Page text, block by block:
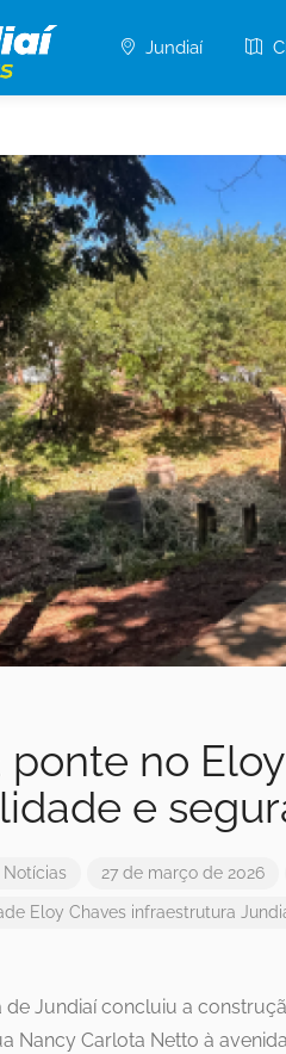
Jundiaí
ponte no
e
Notícias 27 de março de 2026
Eloy Chaves infraestrutura
de Jundiaí concluiu a
Nancy Carlota Netto à